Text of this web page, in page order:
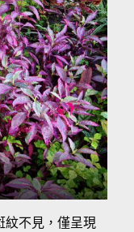
紋不見，僅呈現